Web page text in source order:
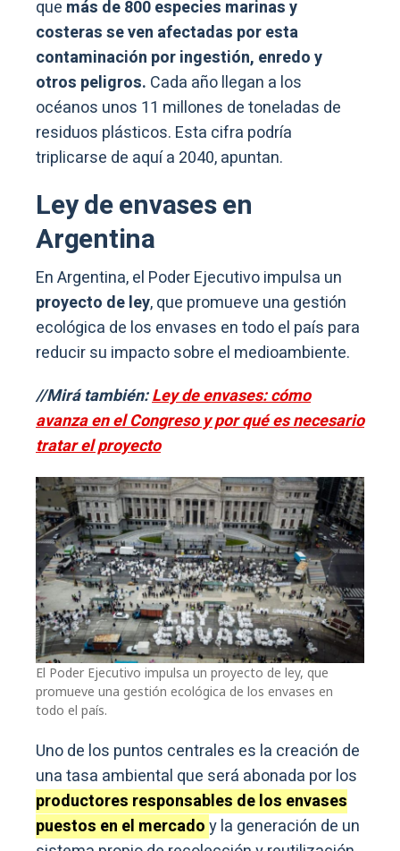
que más de 800 especies marinas y
costeras se ven afectadas por esta
contaminación por ingestión, enredo y
otros peligros. Cada año llegan a los
océanos unos 11 millones de toneladas de
residuos plásticos. Esta cifra podría
triplicarse de aquí a 2040, apuntan.
Ley de envases en
Argentina
En Argentina, el Poder Ejecutivo impulsa un
proyecto de ley, que promueve una gestión
ecológica de los envases en todo el país para
reducir su impacto sobre el medioambiente.
//Mirá también:Ley de envases: cómo
avanza en el Congreso y por qué es necesario
tratar el proyecto
El Poder Ejecutivo impulsa un proyecto de ley, que
promueve una gestión ecológica de los envases en
todo el país.
Uno de los puntos centrales es la creación de
una tasa ambiental que será abonada por los
productores responsables de los envases
puestos en el mercadoy la generación de un